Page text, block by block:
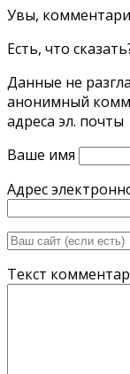
Увы,
Есть, что
Данные не
анонимный
адреса эл. почты
Ваше имя
Адрес
Текст